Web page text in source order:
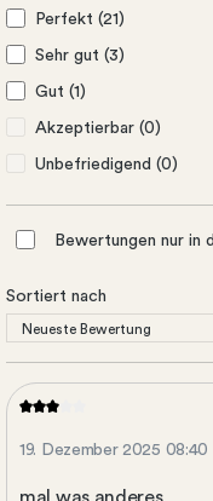
Perfekt (21)
Sehr gut (3)
Gut (1)
Akzeptierbar (0)
Unbefriedigend (0)
Bewertungen nur in
Sortiert nach
19. Dezember 2025 08:40
mal was anderes